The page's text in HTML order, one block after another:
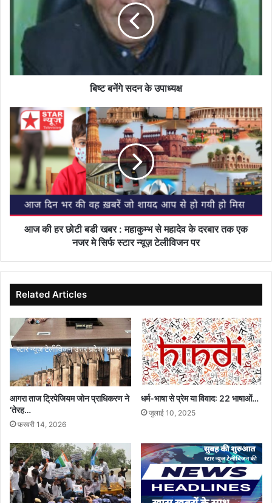
उपाध्यक्ष
बिष्ट बनेंगे सदन के उपाध्यक्ष
आज
हर
छोटी
बडी
खबर
:
महाकुम्भ
से
महादेव
नजर
मे
सिर्फ
स्टार
न्यूज़
टेलीविजन
आज की हर छोटी बडी खबर : महाकुम्भ से महादेव के दरबार तक एक
नजर मे सिर्फ स्टार न्यूज़ टेलीविजन पर
Related Articles
आगरा ताज ट्रिपेजियम जोन प्राधिकरण ने
‘तेरह…
फ़रवरी 14, 2026
धर्म-भाषा से प्रेम या विवाद: 22 भाषाओं…
जुलाई 10, 2025